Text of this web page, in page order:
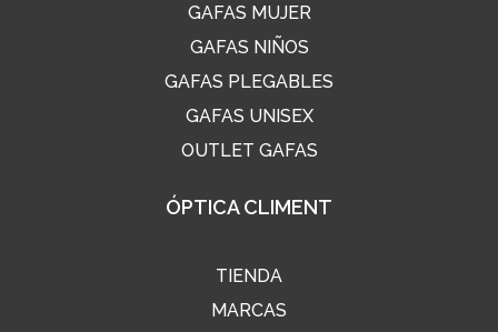
GAFAS MUJER
GAFAS NIÑOS
GAFAS PLEGABLES
GAFAS UNISEX
OUTLET GAFAS
ÓPTICA CLIMENT
TIENDA
MARCAS